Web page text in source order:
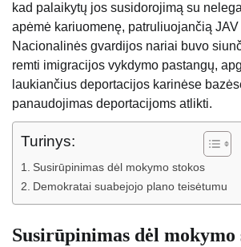
kad palaikytų jos susidorojimą su
apėmė kariuomenę, patruliuojančią
Nacionalinės gvardijos nariai buvo
remti imigracijos vykdymo pastangų,
laukiančius deportacijos karinėse
panaudojimas deportacijoms atlikti.
Turinys:
Susirūpinimas dėl mokymo stokos
Demokratai suabejojo ​​plano teisėtumu
Susirūpinimas dėl mokymo